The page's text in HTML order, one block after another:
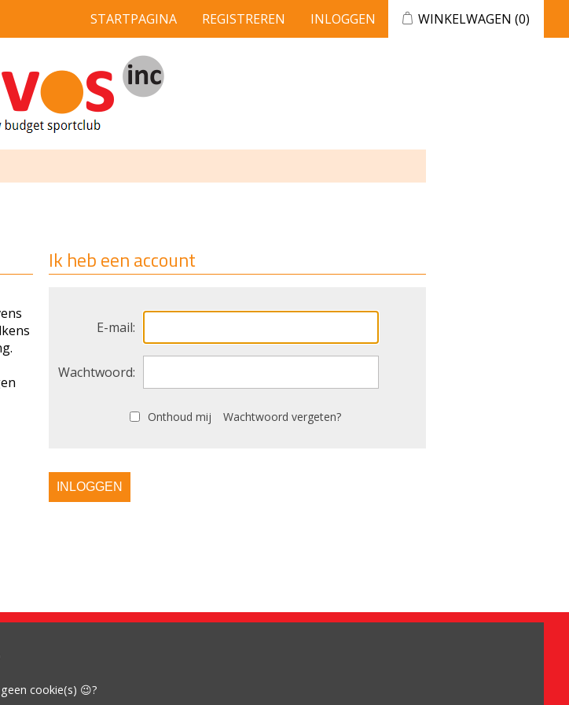
STARTPAGINA REGISTREREN INLOGGEN WINKELWAGEN (0)
cookie(s) 😉?
Ik heb een account
E-mail:
Wachtwoord:
Onthoud mij Wachtwoord vergeten?
INLOGGEN
account
Mijn account